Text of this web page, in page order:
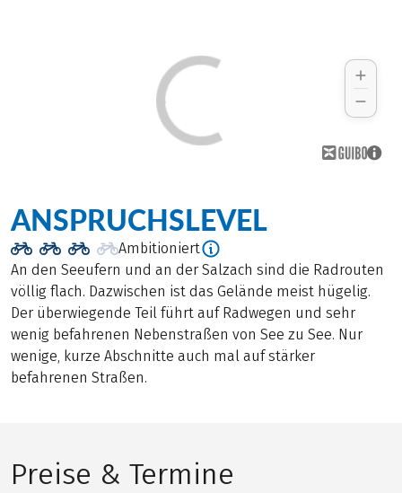
ANSPRUCHSLEVEL
Ambitioniert
An den Seeufern und an der Salzach sind die Radrouten
völlig flach. Dazwischen ist das Gelände meist hügelig.
Der überwiegende Teil führt auf Radwegen und sehr
wenig befahrenen Nebenstraßen von See zu See. Nur
wenige, kurze Abschnitte auch mal auf stärker
befahrenen Straßen.
Preise & Termine